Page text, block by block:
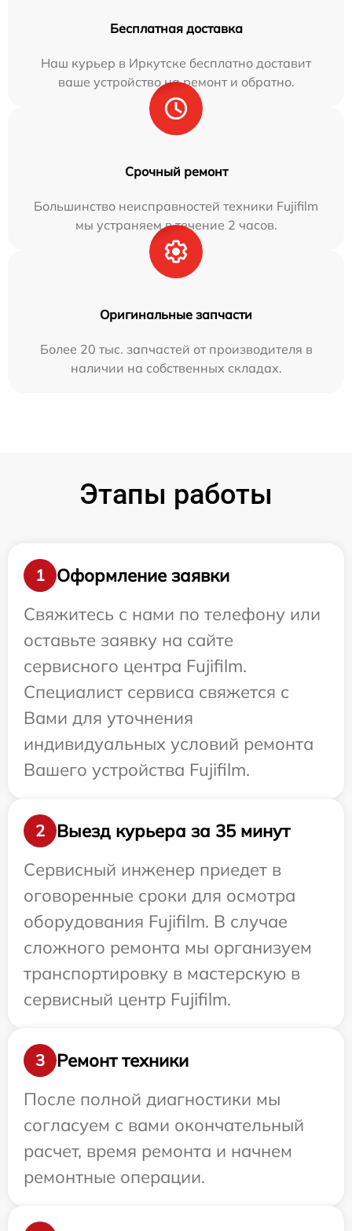
Бесплатная доставка
Наш курьер в Иркутске бесплатно доставит
ваше устройство на ремонт и обратно.
Срочный ремонт
Большинство неисправностей техники Fujifilm
мы устраняем в течение 2 часов.
Оригинальные запчасти
Более 20 тыс. запчастей от производителя в
наличии на собственных складах.
Этапы работы
1
Оформление заявки
Свяжитесь с нами по телефону или
оставьте заявку на сайте
сервисного центра Fujifilm.
Специалист сервиса свяжется с
Вами для уточнения
индивидуальных условий ремонта
Вашего устройства Fujifilm.
2
Выезд курьера за 35 минут
Сервисный инженер приедет в
оговоренные сроки для осмотра
оборудования Fujifilm. В случае
сложного ремонта мы организуем
транспортировку в мастерскую в
сервисный центр Fujifilm.
3
Ремонт техники
После полной диагностики мы
согласуем с вами окончательный
расчет, время ремонта и начнем
ремонтные операции.